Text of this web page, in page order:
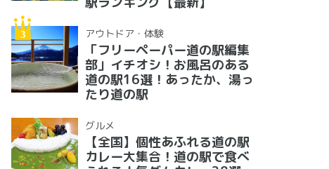
アウトドア・体験
「フリーペーパー道の駅編集
部」イチオシ！お風呂のある
道の駅16選！あったか、湯っ
たり道の駅
グルメ
【全国】個性あふれる道の駅
カレー大集合！道の駅で食べ